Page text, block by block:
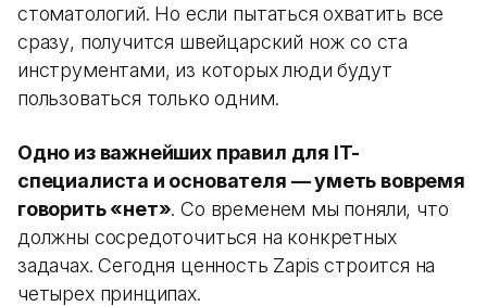
стоматологий. Но если пытаться охватить все
сразу, получится швейцарский нож со ста
инструментами, из которых люди будут
пользоваться только одним.
Одно из важнейших правил для IT-
специалиста и основателя — уметь вовремя
говорить «нет». Со временем мы поняли, что
должны сосредоточиться на конкретных
задачах. Сегодня ценность Zapis строится на
четырех принципах.